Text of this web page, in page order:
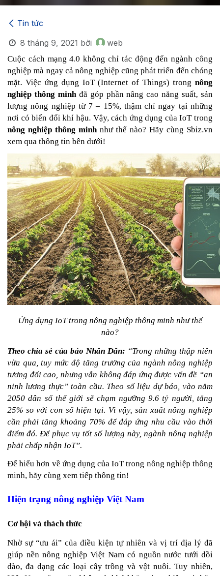
Tin tức
8 tháng 9, 2021 bởi web
Cuộc cách mạng 4.0 không chỉ tác động đến ngành công
nghiệp mà ngay cả nông nghiệp cũng phát triển đến chóng
mặt. Việc ứng dụng IoT (Internet of Things) trong nông
nghiệp thông minh đã góp phần nâng cao năng suất, sản
lượng nông nghiệp từ 7 – 15%, thậm chí ngay tại những
nơi có biến đổi khí hậu. Vậy, cách ứng dụng của
nông nghiệp thông minh như thế nào? Hãy cùng Sbiz.vn
xem qua thông tin bên dưới!
Ứng dụng IoT trong nông nghiệp thông minh như thế
nào?
Theo chia sẻ của báo Nhân Dân: “Trong những thập niên
vừa qua, tuy mức độ tăng trưởng của ngành nông nghiệp
tương đối cao, nhưng vẫn không đáp ứng được vấn đề “an
ninh lương thực” toàn cầu. Theo số liệu dự báo, vào năm
2050 dân số thế giới sẽ chạm ngưỡng 9.6 tỷ người, tăng
25% so với con số hiện tại. Vì vậy, sản xuất nông nghiệp
cần phải tăng khoảng 70% để đáp ứng nhu cầu vào thời
điểm đó. Để phục vụ tốt số lượng này, ngành nông nghiệp
phải chấp nhận IoT”.
Để hiểu hơn về ứng dụng của IoT trong nông nghiệp thông
minh, hãy cùng xem tiếp thông tin!
Hiện trạng nông nghiệp Việt Nam
Cơ hội và thách thức
Nhờ sự “ưu ái” của điều kiện tự nhiên và vị trí địa lý đã
giúp nền nông nghiệp Việt Nam có nguồn nước tưới dồi
dào, đa dạng các loại cây trồng và vật nuôi. Tuy nhiên,